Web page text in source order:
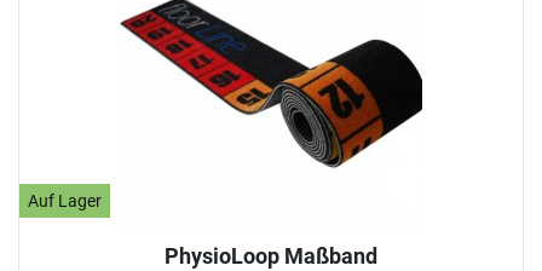
Auf Lager
PhysioLoop Maßband